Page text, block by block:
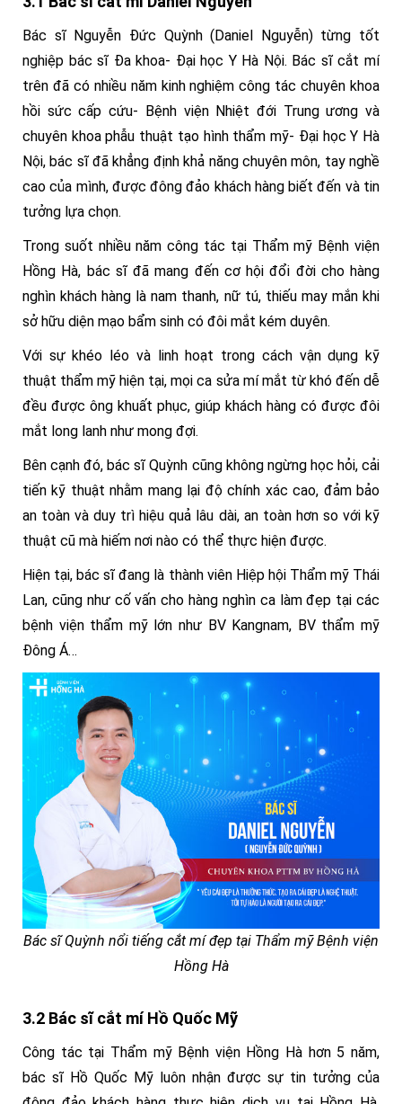
Bác sĩ Nguyễn Đức Quỳnh (Daniel Nguyễn) từng tốt
nghiệp bác sĩ Đa khoa- Đại học Y Hà Nội. Bác sĩ cắt mí
trên đã có nhiều năm kinh nghiệm công tác chuyên khoa
hồi sức cấp cứu- Bệnh viện Nhiệt đới Trung ương và
chuyên khoa phẫu thuật tạo hình thẩm mỹ- Đại học Y Hà
Nội, bác sĩ đã khẳng định khả năng chuyên môn, tay nghề
cao của mình, được đông đảo khách hàng biết đến và tin
tưởng lựa chọn.
Trong suốt nhiều năm công tác tại Thẩm mỹ Bệnh viện
Hồng Hà, bác sĩ đã mang đến cơ hội đổi đời cho hàng
nghìn khách hàng là nam thanh, nữ tú, thiếu may mắn khi
sở hữu diện mạo bẩm sinh có đôi mắt kém duyên.
Với sự khéo léo và linh hoạt trong cách vận dụng kỹ
thuật thẩm mỹ hiện tại, mọi ca sửa mí mắt từ khó đến dễ
đều được ông khuất phục, giúp khách hàng có được đôi
mắt long lanh như mong đợi.
Bên cạnh đó, bác sĩ Quỳnh cũng không ngừng học hỏi, cải
tiến kỹ thuật nhằm mang lại độ chính xác cao, đảm bảo
an toàn và duy trì hiệu quả lâu dài, an toàn hơn so với kỹ
thuật cũ mà hiếm nơi nào có thể thực hiện được.
Hiện tại, bác sĩ đang là thành viên Hiệp hội Thẩm mỹ Thái
Lan, cũng như cố vấn cho hàng nghìn ca làm đẹp tại các
bệnh viện thẩm mỹ lớn như BV Kangnam, BV thẩm mỹ
Đông Á…
Bác sĩ Quỳnh nổi tiếng cắt mí đẹp tại Thẩm mỹ Bệnh viện
Hồng Hà
3.2 Bác sĩ cắt mí Hồ Quốc Mỹ
Công tác tại Thẩm mỹ Bệnh viện Hồng Hà hơn 5 năm,
bác sĩ Hồ Quốc Mỹ luôn nhận được sự tin tưởng của